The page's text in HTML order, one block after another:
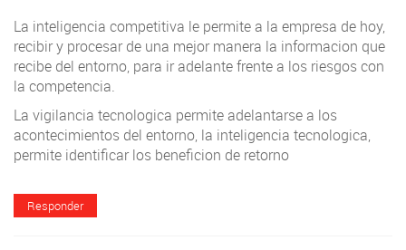
La inteligencia competitiva le permite a la empresa de hoy,
recibir y procesar de una mejor manera la informacion que
recibe del entorno, para ir adelante frente a los riesgos con
la competencia.
La vigilancia tecnologica permite adelantarse a los
acontecimientos del entorno, la inteligencia tecnologica,
permite identificar los beneficion de retorno
Responder